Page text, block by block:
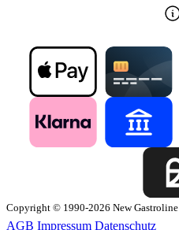
Copyright © 1990-2026 New Gastroline
AGB Impressum Datenschutz